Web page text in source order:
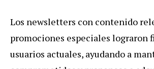
Los newsletters con contenido
promociones especiales lograron
usuarios actuales, ayudando a